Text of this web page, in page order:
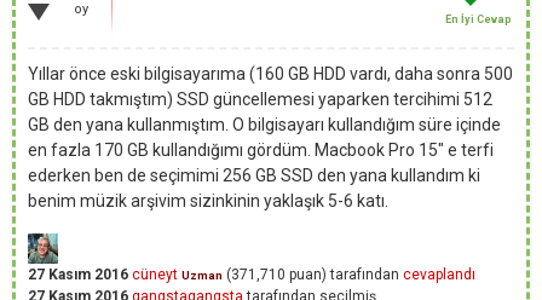
oy
En İyi Cevap
Yıllar önce eski bilgisayarıma (160 GB HDD vardı, daha sonra 500
GB HDD takmıştım) SSD güncellemesi yaparken tercihimi 512
GB den yana kullanmıştım. O bilgisayarı kullandığım süre içinde
en fazla 170 GB kullandığımı gördüm. Macbook Pro 15" e terfi
ederken ben de seçimimi 256 GB SSD den yana kullandım ki
benim müzik arşivim sizinkinin yaklaşık 5-6 katı.
27 Kasım 2016 cüneyt Uzman (371,710 puan) tarafından cevaplandı
27 Kasım 2016 gangstagangsta tarafından seçilmiş